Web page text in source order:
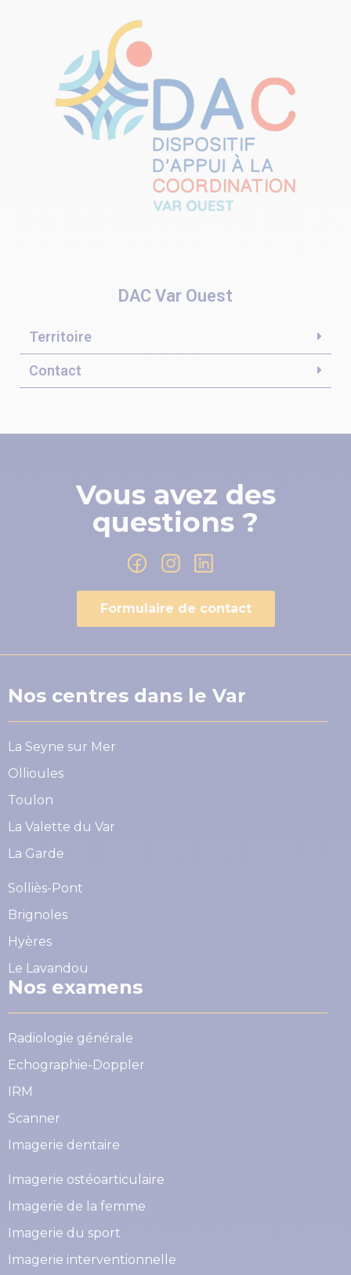
DAC Var Ouest
Territoire
Contact
Vous avez des
questions ?
Formulaire de contact
Nos centres dans le Var
La Seyne sur Mer
Ollioules
Toulon
La Valette du Var
La Garde
Solliès-Pont
Brignoles
Hyères
Le Lavandou
Nos examens
Radiologie générale
Echographie-Doppler
IRM
Scanner
Imagerie dentaire
Imagerie ostéoarticulaire
Imagerie de la femme
Imagerie du sport
Imagerie interventionnelle